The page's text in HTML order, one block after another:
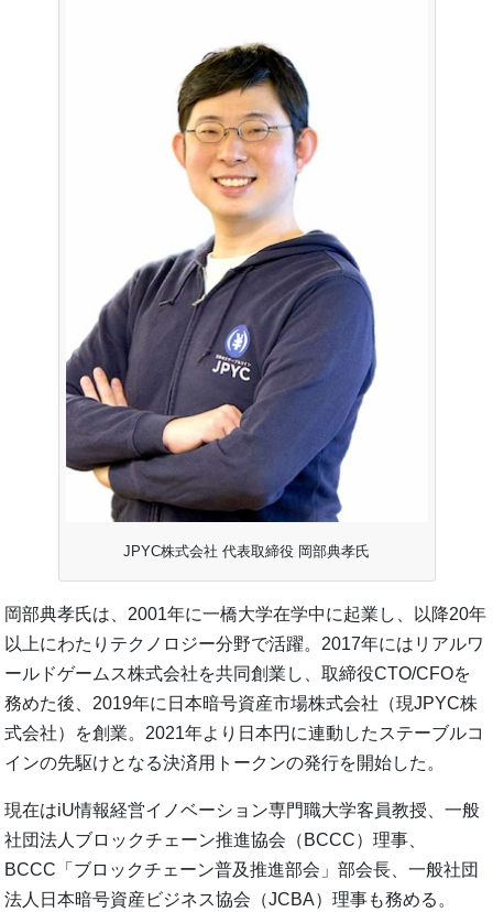
JPYC株式会社 代表取締役 岡部典孝氏
岡部典孝氏は、2001年に一橋大学在学中に起業し、以降20年
以上にわたりテクノロジー分野で活躍。2017年にはリアルワ
ールドゲームス株式会社を共同創業し、取締役CTO/CFOを
務めた後、2019年に日本暗号資産市場株式会社（現JPYC株
式会社）を創業。2021年より日本円に連動したステーブルコ
インの先駆けとなる決済用トークンの発行を開始した。
現在はiU情報経営イノベーション専門職大学客員教授、一般
社団法人ブロックチェーン推進協会（BCCC）理事、
BCCC「ブロックチェーン普及推進部会」部会長、一般社団
法人日本暗号資産ビジネス協会（JCBA）理事も務める。